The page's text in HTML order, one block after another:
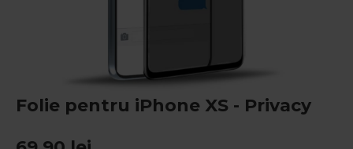
Folie pentru iPhone XS - Privacy